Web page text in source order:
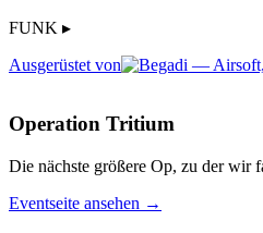
FUNK ▸
Ausgerüstet von
Operation Tritium
Die nächste größere Op, zu der wir
Eventseite ansehen →